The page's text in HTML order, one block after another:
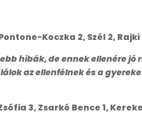
Koczka 2, Szél 2,
hibák, de ennek ellenére
az ellenfélnek és a
3, Zsarkó Bence 1,